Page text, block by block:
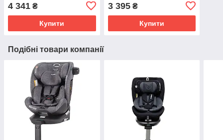
4 341 ₴
Купити
3 395₴
Купити
Подібні товари компанії